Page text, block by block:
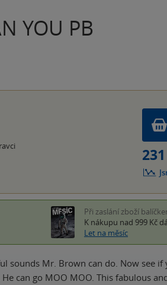
YOU PB
Při zaslání zboží
K nákupu nad 999 Kč
Let na měsíc
sounds Mr. Brown can do. Now see
can go MOO MOO. This fabulous